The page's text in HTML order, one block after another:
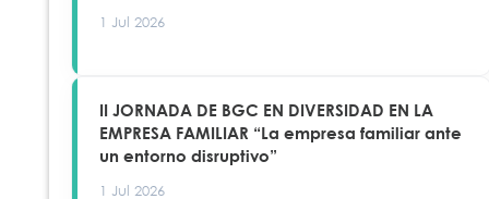
1 Jul 2026
II JORNADA DE BGC EN DIVERSIDAD EN LA
EMPRESA FAMILIAR “La empresa familiar ante
un entorno disruptivo”
1 Jul 2026